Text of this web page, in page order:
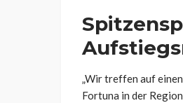
„Wir treffen auf
Fortuna in der